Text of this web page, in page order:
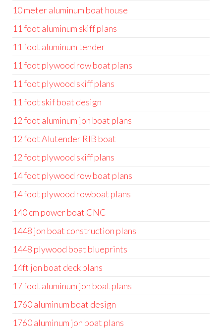
10 meter aluminum boat house
11 foot aluminum skiff plans
11 foot aluminum tender
11 foot plywood row boat plans
11 foot plywood skiff plans
11 foot skif boat design
12 foot aluminum jon boat plans
12 foot Alutender RIB boat
12 foot plywood skiff plans
14 foot plywood row boat plans
14 foot plywood rowboat plans
140 cm power boat CNC
1448 jon boat construction plans
1448 plywood boat blueprints
14ft jon boat deck plans
17 foot aluminum jon boat plans
1760 aluminum boat design
1760 aluminum jon boat plans